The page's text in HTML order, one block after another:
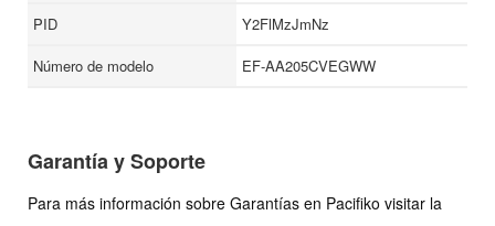
PID
Y2FlMzJmNz
Número de modelo
EF-AA205CVEGWW
Garantía y Soporte
Para más información sobre Garantías en Pacifiko visitar la